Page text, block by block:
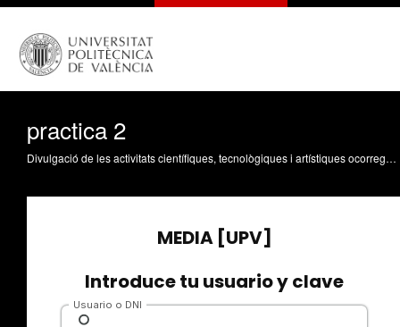
practica 2
Divulgació de les activitats científiques, tecnològiques i artístiques ocorregudes en els tres campus de la UPV